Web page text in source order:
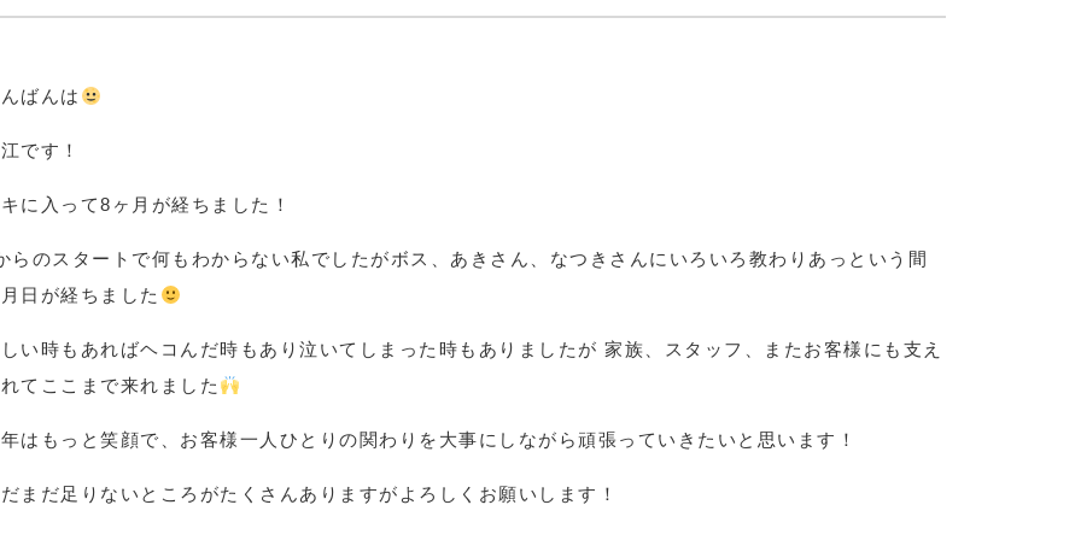
ばんは
です！
に入って8ヶ月が経ちました！
らのスタートで何もわからない私でしたがボス、あきさん、なつきさんにいろいろ教わりあっという間
日が経ちました
い時もあればヘコんだ時もあり泣いてしまった時もありましたが 家族、スタッフ、またお客様にも支え
てここまで来れました
はもっと笑顔で、お客様一人ひとりの関わりを大事にしながら頑張っていきたいと思います！
まだ足りないところがたくさんありますがよろしくお願いします！